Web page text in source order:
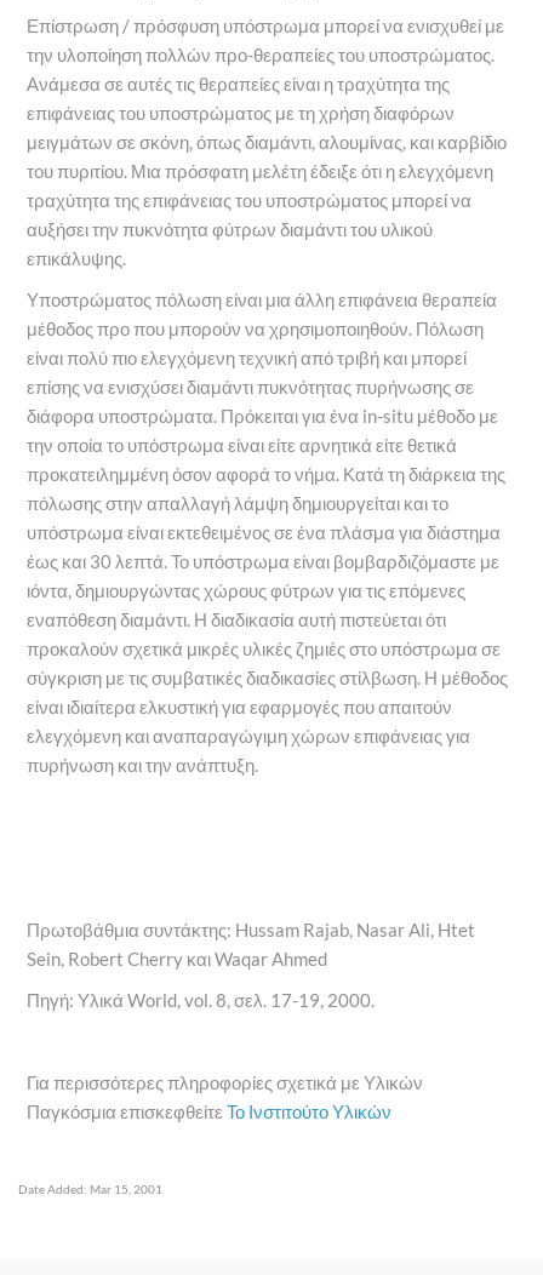
Επίστρωση / πρόσφυση υπόστρωμα μπορεί να ενισχυθεί με
την υλοποίηση πολλών προ-θεραπείες του υποστρώματος.
Ανάμεσα σε αυτές τις θεραπείες είναι η τραχύτητα της
επιφάνειας του υποστρώματος με τη χρήση διαφόρων
μειγμάτων σε σκόνη, όπως διαμάντι, αλουμίνας, και καρβίδιο
του πυριτίου. Μια πρόσφατη μελέτη έδειξε ότι η ελεγχόμενη
τραχύτητα της επιφάνειας του υποστρώματος μπορεί να
αυξήσει την πυκνότητα φύτρων διαμάντι του υλικού
επικάλυψης.
Υποστρώματος πόλωση είναι μια άλλη επιφάνεια θεραπεία
μέθοδος προ που μπορούν να χρησιμοποιηθούν. Πόλωση
είναι πολύ πιο ελεγχόμενη τεχνική από τριβή και μπορεί
επίσης να ενισχύσει διαμάντι πυκνότητας πυρήνωσης σε
διάφορα υποστρώματα. Πρόκειται για ένα in-situ μέθοδο με
την οποία το υπόστρωμα είναι είτε αρνητικά είτε θετικά
προκατειλημμένη όσον αφορά το νήμα. Κατά τη διάρκεια της
πόλωσης στην απαλλαγή λάμψη δημιουργείται και το
υπόστρωμα είναι εκτεθειμένος σε ένα πλάσμα για διάστημα
έως και 30 λεπτά. Το υπόστρωμα είναι βομβαρδιζόμαστε με
ιόντα, δημιουργώντας χώρους φύτρων για τις επόμενες
εναπόθεση διαμάντι. Η διαδικασία αυτή πιστεύεται ότι
προκαλούν σχετικά μικρές υλικές ζημιές στο υπόστρωμα σε
σύγκριση με τις συμβατικές διαδικασίες στίλβωση. Η μέθοδος
είναι ιδιαίτερα ελκυστική για εφαρμογές που απαιτούν
ελεγχόμενη και αναπαραγώγιμη χώρων επιφάνειας για
πυρήνωση και την ανάπτυξη.
Πρωτοβάθμια συντάκτης: Hussam Rajab, Nasar Ali, Htet
Sein, Robert Cherry και Waqar Ahmed
Πηγή: Υλικά World, vol. 8, σελ. 17-19, 2000.
Για περισσότερες πληροφορίες σχετικά με Υλικών
Παγκόσμια επισκεφθείτεΤο Ινστιτούτο Υλικών
Date Added: Mar 15, 2001